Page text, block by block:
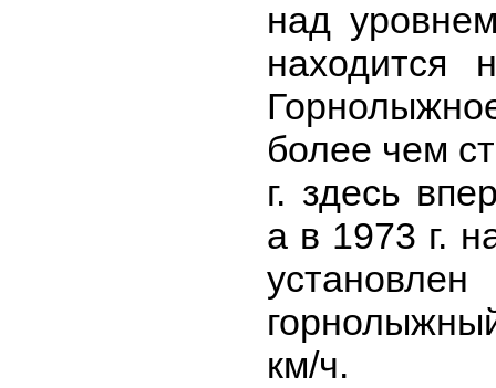
над
находится
более чем
г. здесь
а в 1973 г.
км/ч.